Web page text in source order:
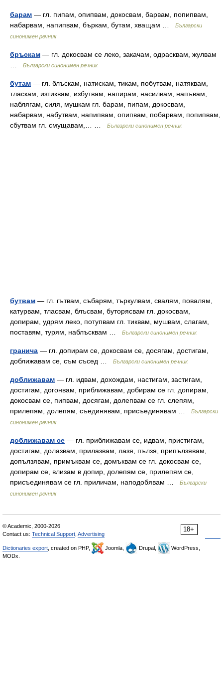
барам — гл. пипам, опипвам, докосвам, барвам, попипвам,
набарвам, напипвам, бъркам, бутам, хващам …
Български
синонимен речник
бръскам — гл. докосвам се леко, закачам, одрасквам, жулвам
Български синонимен речник
бутам — гл. блъскам, натискам, тикам, побутвам, натяквам,
тласкам, изтиквам, избутвам, напирам, насилвам, напъвам,
наблягам, силя, мушкам гл. барам, пипам, докосвам,
набарвам, набутвам, напипвам, опипвам, побарвам, попипвам,
сбутвам гл. смущавам,… …
Български синонимен речник
бутвам — гл. гътвам, събарям, търкулвам, свалям, повалям,
катурвам, тласвам, блъсвам, буторясвам гл. докосвам,
допирам, удрям леко, потупвам гл. тиквам, мушвам, слагам,
поставям, турям, наблъсквам …
Български синонимен речник
гранича — гл. допирам се, докосвам се, досягам, достигам,
доближавам се, съм съсед …
Български синонимен речник
доближавам — гл. идвам, дохождам, настигам, застигам,
достигам, догонвам, приближавам, добирам се гл. допирам,
докосвам се, пипвам, досягам, долепвам се гл. слепям,
прилепям, долепям, съединявам, присъединявам …
Български
синонимен речник
доближавам се — гл. приближавам се, идвам, пристигам,
достигам, долазвам, прилазвам, лазя, пълзя, припълзявам,
допълзявам, примъквам се, домъквам се гл. докосвам се,
допирам се, влизам в допир, долепям се, прилепям се,
присъединявам се гл. приличам, наподобявам …
Български
синонимен речник
18+
© Academic, 2000-2026
Contact us: Technical Support Advertising
Dictionaries export , created on PHP, Joomla, Drupal,
WordPress,
MODx.